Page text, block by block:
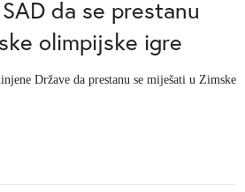
da se prestanu
olimpijske igre
Države da prestanu se miješati u Zimske